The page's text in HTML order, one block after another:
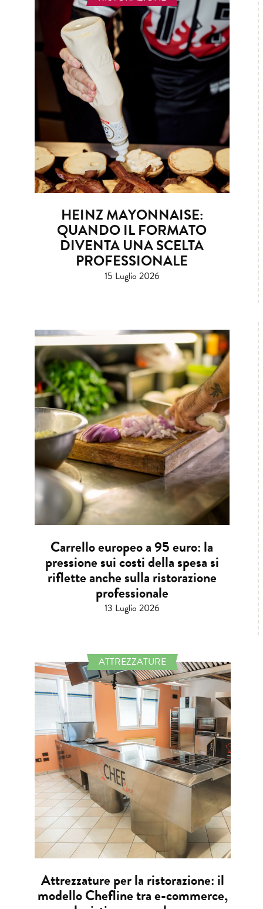
HEINZ MAYONNAISE:
QUANDO IL FORMATO
DIVENTA UNA SCELTA
PROFESSIONALE
15 Luglio 2026
Carrello europeo a 95 euro: la
pressione sui costi della spesa si
riflette anche sulla ristorazione
professionale
13 Luglio 2026
ATTREZZATURE
Attrezzature per la ristorazione: il
modello Chefline tra e-commerce,